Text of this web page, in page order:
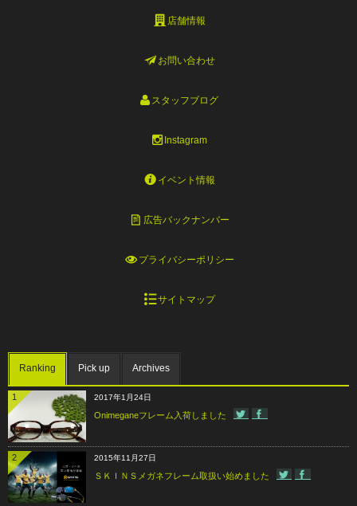
店舗情報
お問い合わせ
スタッフブログ
Instagram
イベント情報
広告バックナンバー
プライバシーポリシー
サイトマップ
Ranking Pick up Archives
1 2017年1月24日
Onimeganeフレーム入荷しました
2 2015年11月27日
ＳＫＩＮＳメガネフレーム取扱い始めました